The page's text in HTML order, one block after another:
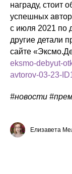
награду, стоит
успешных
с июля 2021 по
другие детали
сайте
eksmo-debyut-
avtorov-03-23-
#новости
Елизавета